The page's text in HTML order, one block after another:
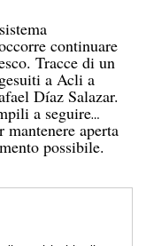
continuare
Tracce di un
a Acli a
Díaz Salazar.
a seguire
aperta
possibile.